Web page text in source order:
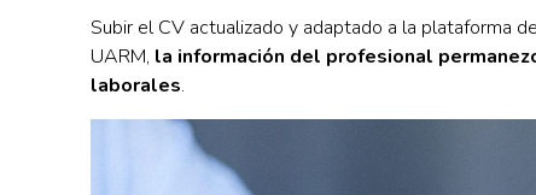
Subir el CV actualizado y adaptado a la plataforma
UARM, la información del profesional
laborales.